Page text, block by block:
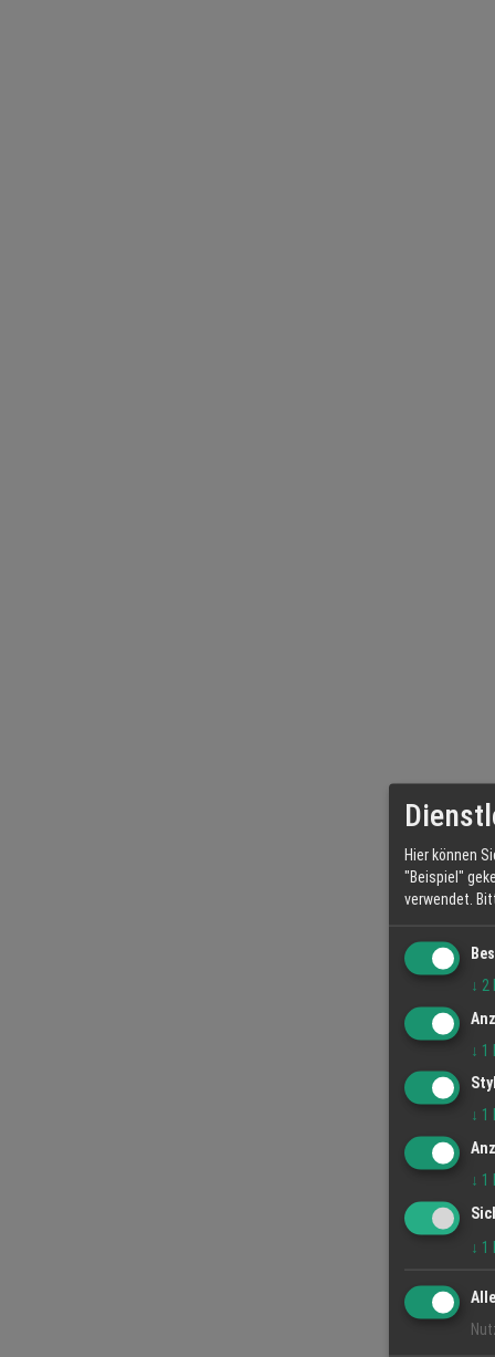
Hier können
"Beispiel"
verwendet.
↓ 2
↓ 1
↓ 1
↓ 1
↓ 1